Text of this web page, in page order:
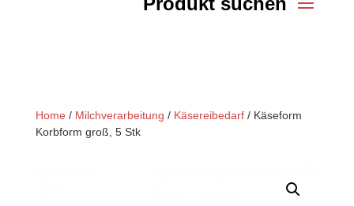
Home / Milchverarbeitung / Käsereibedarf/ Käseform
Korbform groß, 5 Stk